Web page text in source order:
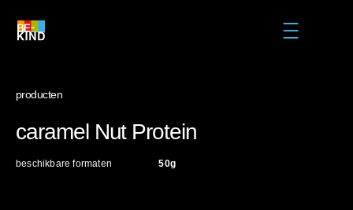
producten
caramel Nut Protein
beschikbare formaten 50g